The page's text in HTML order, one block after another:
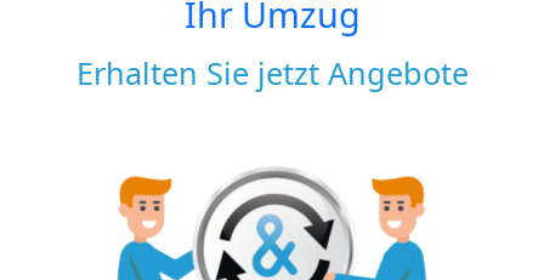
Ihr Umzug
Erhalten Sie jetzt Angebote